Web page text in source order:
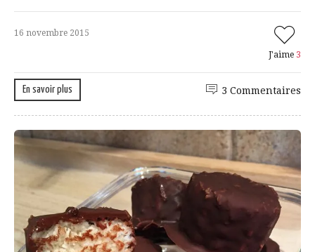
16 novembre 2015
J'aime 3
En savoir plus 3 Commentaires